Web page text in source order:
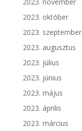
2023. október
2023. szeptember
2023. augusztus
2023. július
2023. június
2023. május
2023. április
2023. március